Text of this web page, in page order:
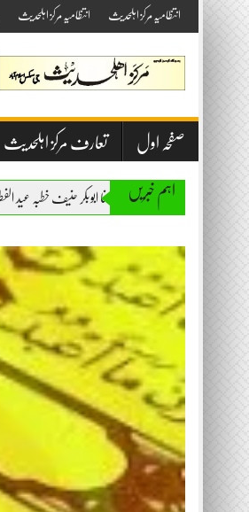
Skip
to
content
انتظامیہ مرکز اہلحدیث انتظامیہ مرکز اہلحدیث
صفحہ اول تعارف مرکز اہلحدیث
اہم خبریں
مولانا ابوبکر حنیف خطبہ عید الفطر 2023-04-22